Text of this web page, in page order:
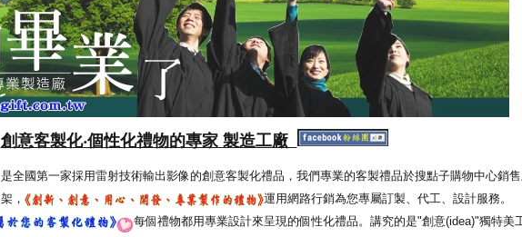
創意客製化‧個性化禮物的專家 製造工廠
是全國第一家採用雷射技術輸出影像的創意客製化禮品，我們專業的客製禮品於搜點子購物中心銷
架，
運用網路行銷為您專屬訂製、代工、設計服務。
每個禮物都用專業設計來呈現的個性化禮品。講究的是"創意(idea)"獨特美